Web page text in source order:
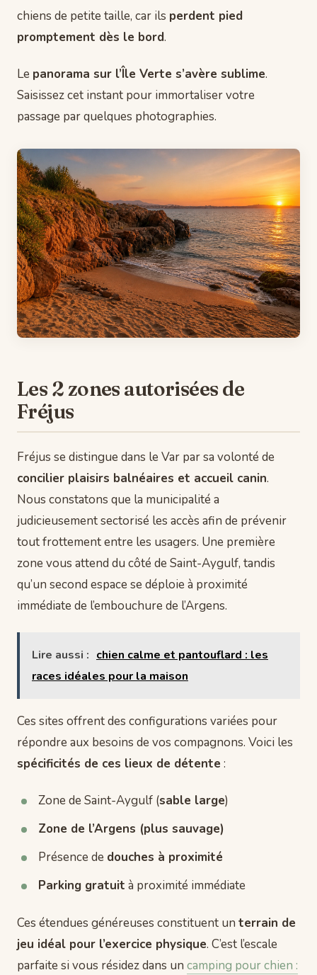
chiens de petite taille, car ils perdent pied
promptement dès le bord.
Le panorama sur l’Île Verte s’avère sublime.
Saisissez cet instant pour immortaliser votre
passage par quelques photographies.
Les 2 zones autorisées de
Fréjus
Fréjus se distingue dans le Var par sa volonté de
concilier plaisirs balnéaires et accueil canin.
Nous constatons que la municipalité a
judicieusement sectorisé les accès afin de prévenir
tout frottement entre les usagers. Une première
zone vous attend du côté de Saint-Aygulf, tandis
qu’un second espace se déploie à proximité
immédiate de l’embouchure de l’Argens.
Lire aussi : chien calme et pantouflard : les
races idéales pour la maison
Ces sites offrent des configurations variées pour
répondre aux besoins de vos compagnons. Voici les
spécificités de ces lieux de détente :
Zone de Saint-Aygulf (sable large)
Zone de l’Argens (plus sauvage)
Présence de douches à proximité
Parking gratuit à proximité immédiate
Ces étendues généreuses constituent un terrain de
jeu idéal pour l’exercice physique. C’est l’escale
parfaite si vous résidez dans un camping pour chien :